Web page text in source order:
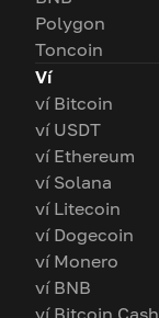
Polygon
Toncoin
Ví
ví Bitcoin
ví USDT
ví Ethereum
ví Solana
ví Litecoin
ví Dogecoin
ví Monero
ví BNB
ví Bitcoin Cash